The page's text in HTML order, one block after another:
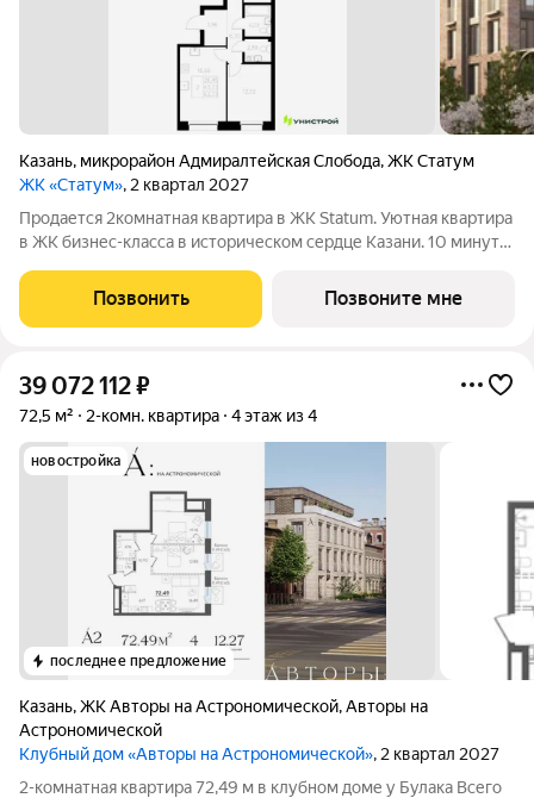
Казань, микрорайон Адмиралтейская Слобода,ЖК Статум
ЖК «Статум», 2 квартал 2027
Продается 2комнатная квартира в ЖК Statum. Уютная квартира
в ЖК бизнес-класса в историческом сердце Казани. 10 минут
Казанки. Рядом детские сады, школы и Зилантов монастырь.
Приватные зелёные
Позвонить Позвоните мне
39 072 112₽
72,5 м² 2-комн. квартира 4 этаж из 4
новостройка
последнее предложение
Казань,ЖК Авторы на Астрономической,Авторы на
Астрономической
Клубный дом «Авторы на Астрономической», 2 квартал 2027
2-комнатная квартира 72,49 м в клубном доме у Булака Всего